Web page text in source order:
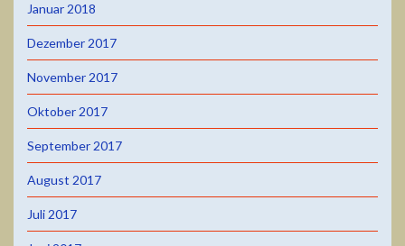
Januar 2018
Dezember 2017
November 2017
Oktober 2017
September 2017
August 2017
Juli 2017